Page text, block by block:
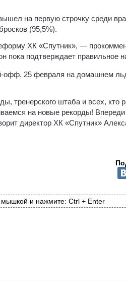
на первую строчку среди
(95,5%).
ХК «Спутник», —
подтверждает правильное
25 февраля на домашнем
тренерского штаба и всех, кто
на новые рекорды!
директор ХК «Спутник»
и нажмите: Ctrl + Enter